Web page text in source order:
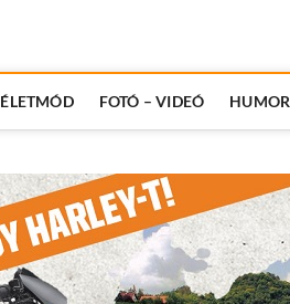
ÉLETMÓD FOTÓ – VIDEÓ HUMOR